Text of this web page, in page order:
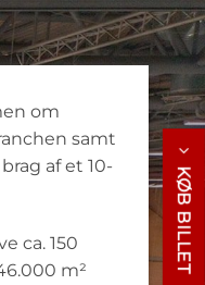
om
samt
af et 10-
ca. 150
m²
KØB BILLET